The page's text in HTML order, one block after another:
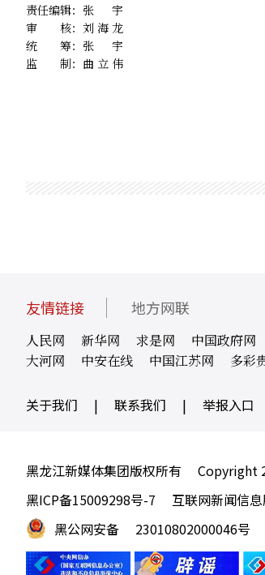
责任编辑： 张宇
审 核： 刘海龙
统 筹： 张宇
监 制： 曲立伟
友情链接 地方网联
人民网 新华网 求是网 中国政府网
大河网
中安在线 中国江苏网 多彩
关于我们 | 联系我们 | 举报入口
黑龙江新媒体集团版权所有
Copyright
黑ICP备15009298号-7
互联网新闻信
黑公网安备
23010802000046号